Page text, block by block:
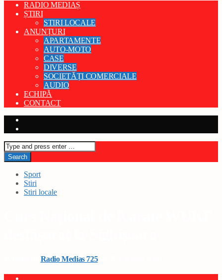
RADIO MEDIAȘ
ȘTIRI
STIRI LOCALE
ANUNȚURI
APARTAMENTE
AUTO-MOTO
CASE
DIVERSE
SOCIETĂȚI COMERCIALE
AUDIO
ECHIPĂ
CONTACT
Sport
Stiri
Stiri locale
Radio Medias 725on 27 ianuarie 2026